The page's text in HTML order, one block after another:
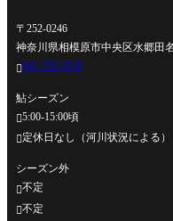
〒252-0246
神奈川県相模原市中央区水郷田
042-762-0330
鮎シーズン
5:00-15:00頃
定休日なし（河川状況による）
シーズン外
不定
不定